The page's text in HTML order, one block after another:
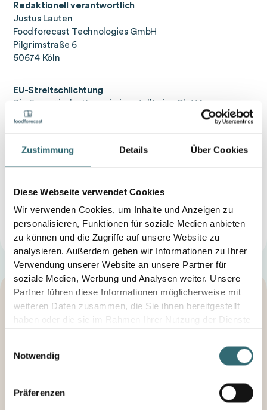
Zustimmung Details Über Cookies
Diese Webseite verwendet Cookies
Wir verwenden Cookies, um Inhalte und Anzeigen zu
personalisieren, Funktionen für soziale Medien anbieten
zu können und die Zugriffe auf unsere Website zu
analysieren. Außerdem geben wir Informationen zu Ihrer
Verwendung unserer Website an unsere Partner für
soziale Medien, Werbung und Analysen weiter. Unsere
Partner führen diese Informationen möglicherweise mit
weiteren Daten zusammen, die Sie ihnen bereitgestellt
haben oder die sie im Rahmen Ihrer Nutzung der Dienste
Notwendig
Präferenzen
Redaktionell verantwortlich
Justus Lauten
Foodforecast Technologies GmbH
Pilgrimstraße 6
50674 Köln
EU-Streitschlichtung
Die Europäische Kommission stellt eine Plattform zur
Online-Streitbeilegung (OS) bereit:
stelle
Streitbeilegungsverfahren vor einer
Verbraucherschlichtungsstelle teilzunehmen.
jetzt Kontakt aufnehmen
Lebensmittelproduktion mit uns und reduzieren Sie
Food Waste. Unser Ziel: Gemeinsam einen positiven